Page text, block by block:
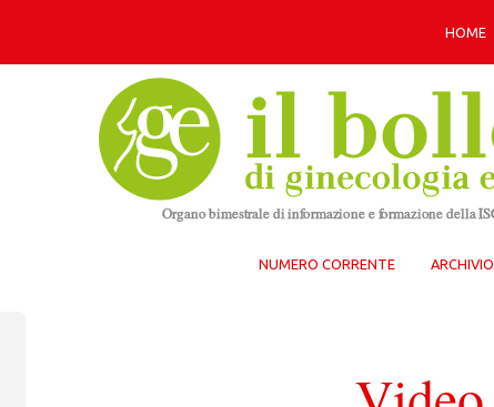
HOME
NUMERO CORRENTE ARCHIVIO